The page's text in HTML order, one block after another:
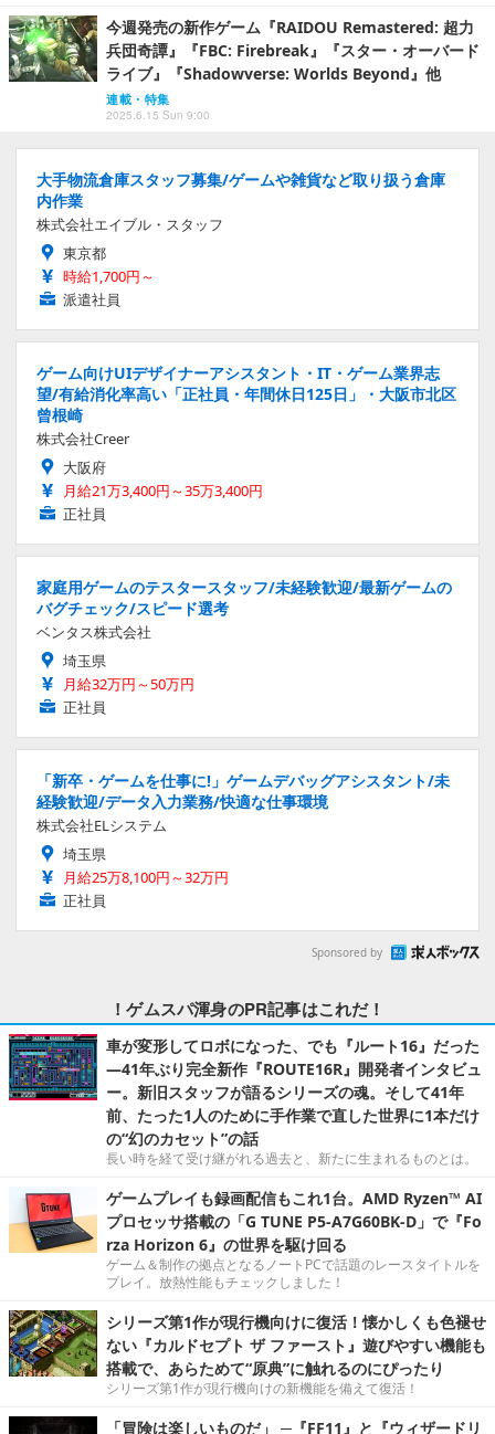
今週発売の新作ゲーム『RAIDOU Remastered: 超力
兵団奇譚』『FBC: Firebreak』『スター・オーバード
ライブ』『Shadowverse: Worlds Beyond』他
連載・特集
2025.6.15 Sun 9:00
大手物流倉庫スタッフ募集/ゲームや雑貨など取り扱う倉庫
内作業
株式会社エイブル・スタッフ
東京都
時給1,700円～
派遣社員
ゲーム向けUIデザイナーアシスタント・IT・ゲーム業界志
望/有給消化率高い「正社員・年間休日125日」・大阪市北区
曾根崎
株式会社Creer
大阪府
月給21万3,400円～35万3,400円
正社員
家庭用ゲームのテスタースタッフ/未経験歓迎/最新ゲームの
バグチェック/スピード選考
ベンタス株式会社
埼玉県
月給32万円～50万円
正社員
「新卒・ゲームを仕事に!」ゲームデバッグアシスタント/未
経験歓迎/データ入力業務/快適な仕事環境
株式会社ELシステム
埼玉県
月給25万8,100円～32万円
正社員
Sponsored by
！ゲムスパ渾身のPR記事はこれだ！
車が変形してロボになった、でも『ルート16』だった
―41年ぶり完全新作『ROUTE16R』開発者インタビュ
ー。新旧スタッフが語るシリーズの魂。そして41年
前、たった1人のために手作業で直した世界に1本だけ
の“幻のカセット”の話
長い時を経て受け継がれる過去と、新たに生まれるものとは。
ゲームプレイも録画配信もこれ1台。AMD Ryzen™ AI
プロセッサ搭載の「G TUNE P5-A7G60BK-D」で『Fo
rza Horizon 6』の世界を駆け回る
ゲーム＆制作の拠点となるノートPCで話題のレースタイトルを
プレイ。放熱性能もチェックしました！
シリーズ第1作が現行機向けに復活！懐かしくも色褪せ
ない『カルドセプト ザ ファースト』遊びやすい機能も
搭載で、あらためて“原典”に触れるのにぴったり
シリーズ第1作が現行機向けの新機能を備えて復活！
「冒険は楽しいものだ」 ─『FF11』と『ウィザードリ